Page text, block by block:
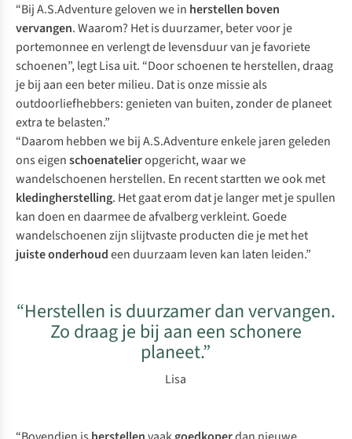
“Bij A.S.Adventure geloven we in herstellen boven
vervangen. Waarom? Het is duurzamer, beter voor je
portemonnee en verlengt de levensduur van je favoriete
schoenen”, legt Lisa uit. “Door schoenen te herstellen, draag
je bij aan een beter milieu. Dat is onze missie als
outdoorliefhebbers: genieten van buiten, zonder de planeet
extra te belasten.”
“Daarom hebben we bij A.S.Adventure enkele jaren geleden
ons eigenschoenatelieropgericht, waar we
wandelschoenen herstellen. En recent startten we ook met
kledingherstelling. Het gaat erom dat je langer met je spullen
kan doen en daarmee de afvalberg verkleint. Goede
wandelschoenen zijn slijtvaste producten die je met het
juiste onderhoudeen duurzaam leven kan laten leiden.”
“Herstellen is duurzamer dan vervangen.
Zo draag je bij aan een schonere
planeet.”
Lisa